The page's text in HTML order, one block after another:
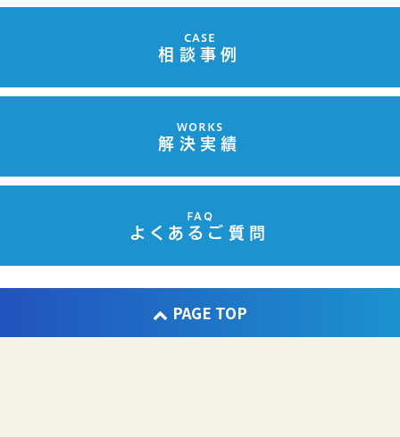
CASE
相談事例
WORKS
解決実績
FAQ
よくあるご質問
PAGE TOP